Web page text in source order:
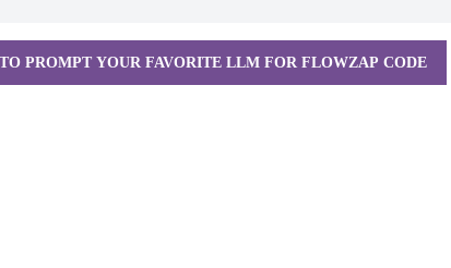
PROMPT YOUR FAVORITE LLM FOR FLOWZAP CODE